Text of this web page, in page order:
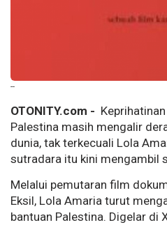
--
OTONITY.com -
Palestina masih mengalir
dunia, tak terkecuali Lola
sutradara itu kini mengambil
Melalui pemutaran film
Eksil, Lola Amaria turut
bantuan Palestina. Digelar di